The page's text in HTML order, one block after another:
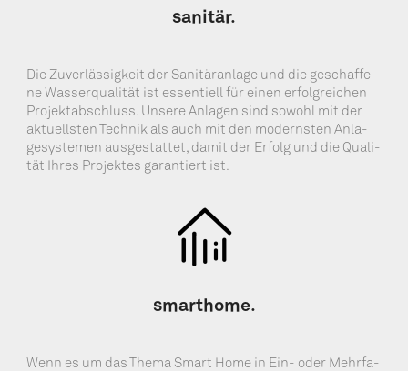
sani­tär.
Die Zuver­läs­sig­keit der Sani­tär­an­la­ge und die geschaf­fe­
ne Was­ser­qua­li­tät ist essen­ti­ell für einen erfolg­rei­chen
Pro­jekt­ab­schluss. Unse­re Anla­gen sind sowohl mit der
aktu­ells­ten Tech­nik als auch mit den moderns­ten Anla­
ge­sys­te­men aus­ge­stat­tet, damit der Erfolg und die Qua­li­
tät Ihres Pro­jek­tes garan­tiert ist.
smar­thome.
Wenn es um das The­ma Smart Home in Ein- oder Mehr­fa­